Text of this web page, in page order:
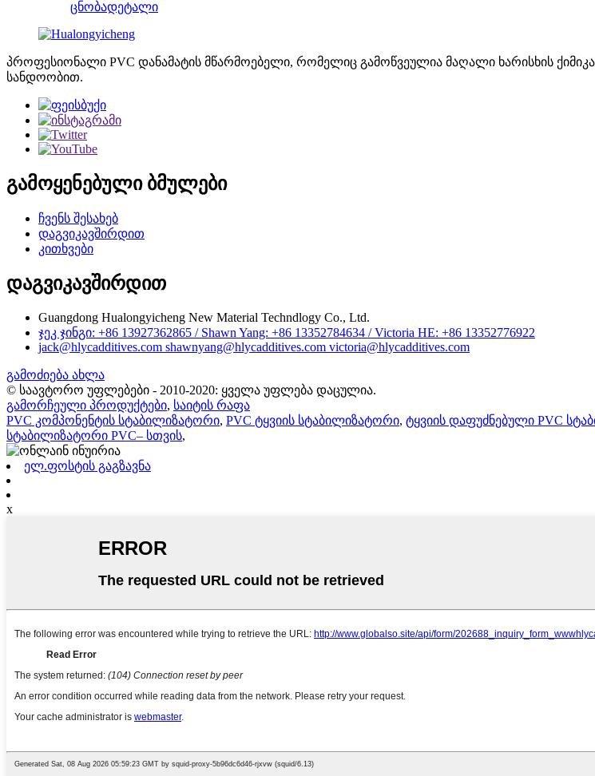
ცნობადეტალი
პროფესიონალი PVC დანამატის მწარმოებელი, რომელიც გამოწვეულია მაღალი ხარისხის
სანდოობით.
გამოყენებული ბმულები
ჩვენს შესახებ
დაგვიკავშირდით
კითხვები
დაგვიკავშირდით
Guangdong Hualongyicheng New Material Techndlogy Co., Ltd.
ჯეკ ჯინგი: +86 13927362865 / Shawn Yang: +86 13352784634 / Victoria HE: +86 13352776922
jack@hlycadditives.com shawnyang@hlycadditives.com victoria@hlycadditives.com
გამოძიება ახლა
© საავტორო უფლებები - 2010-2020: ყველა უფლება დაცულია.
გამორჩეული პროდუქტები, საიტის რაფა
PVC კომპონენტის სტაბილიზატორი, PVC ტყვიის სტაბილიზატორი, ტყვიის დაფუძნებული PVC
სტაბილიზატორი PVC– სთვის,
ელ.ფოსტის გაგზავნა
x